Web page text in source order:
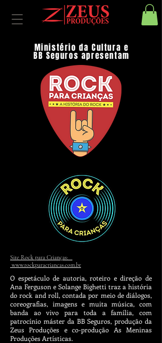
Ministério da Cultura e
BB Seguros apresentam
Site Rock para Crianças:
www.rockparacriancas.com.br
O espetáculo de autoria, roteiro e direção de
Ana Ferguson e Solange Bighetti traz a história
do rock and roll, contada por meio de diálogos,
coreografias, imagens e muita música, com
banda ao vivo para toda a família, com
patrocínio máster da BB Seguros, produção da
Zeus Produções e co-produção As Meninas
Produções Artísticas.